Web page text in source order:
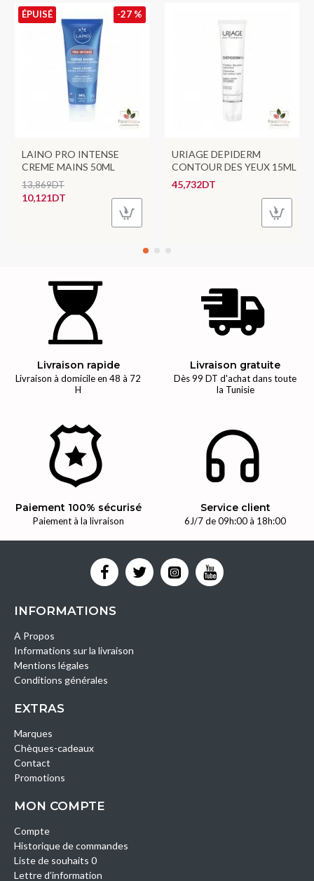
-27 %
ÉPUISÉ
LAINO PRO INTENSE
CREME MAINS 50ML
10,121DT
13,869DT
URIAGE DEPIDERM
CONTOUR DES YEUX 15ML
45,732DT
Livraison rapide
Livraison à domicile en 48 à 72
H
Livraison gratuite
Dès 99 DT d'achat dans toute
la Tunisie
Paiement 100% sécurisé
Paiement à la livraison
Service client
6J/7 de 09h:00 à 18h:00
INFORMATIONS
A Propos
Informations sur la livraison
Mentions légales
Conditions générales
EXTRAS
Marques
Chèques-cadeaux
Contact
Promotions
MON COMPTE
Compte
Historique de commandes
Liste de souhaits 0
Lettre d’information